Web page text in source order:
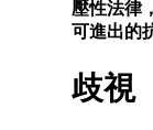
壓性法律
可進出的
歧視